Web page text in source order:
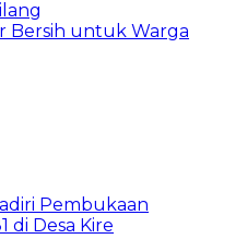
Bersih untuk Warga
Pembukaan
di Desa Kire